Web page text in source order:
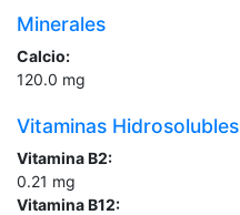
Minerales
Calcio:
120.0 mg
Vitaminas Hidrosolubles
Vitamina B2:
0.21 mg
Vitamina B12: